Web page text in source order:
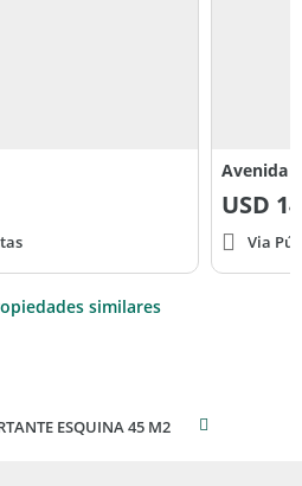
Avenida
USD
Via
similares
ESQUINA 45 M2